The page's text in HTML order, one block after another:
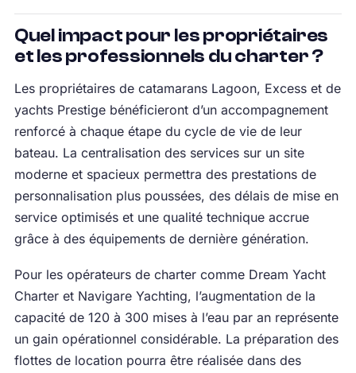
Quel impact pour les propriétaires
et les professionnels du charter ?
Les propriétaires de catamarans Lagoon, Excess et de
yachts Prestige bénéficieront d’un accompagnement
renforcé à chaque étape du cycle de vie de leur
bateau. La centralisation des services sur un site
moderne et spacieux permettra des prestations de
personnalisation plus poussées, des délais de mise en
service optimisés et une qualité technique accrue
grâce à des équipements de dernière génération.
Pour les opérateurs de charter comme Dream Yacht
Charter et Navigare Yachting, l’augmentation de la
capacité de 120 à 300 mises à l’eau par an représente
un gain opérationnel considérable. La préparation des
flottes de location pourra être réalisée dans des